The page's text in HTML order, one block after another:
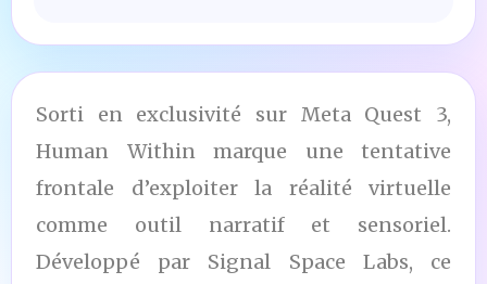
Sorti en exclusivité sur Meta Quest 3,
Human Within marque une tentative
frontale d’exploiter la réalité virtuelle
comme outil narratif et sensoriel.
Développé par Signal Space Labs, ce